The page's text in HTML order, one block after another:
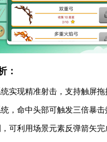
：
实现精准射击，支持触屏
，命中头部可触发三倍暴击
可利用场景元素反弹箭矢